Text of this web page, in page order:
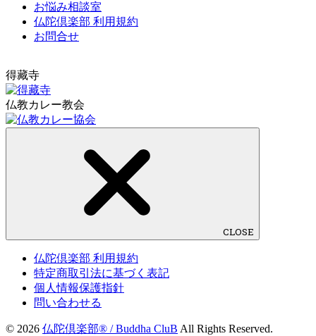
お悩み相談室
仏陀倶楽部 利用規約
お問合せ
得藏寺
仏教カレー教会
CLOSE
仏陀倶楽部 利用規約
特定商取引法に基づく表記
個人情報保護指針
問い合わせる
© 2026 仏陀倶楽部® / Buddha CluB All Rights Reserved.